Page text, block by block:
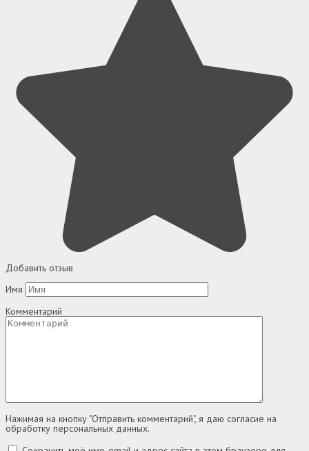
Добавить отзыв
Имя
Комментарий
Нажимая на кнопку "Отправить комментарий", я даю согласие на
обработку персональных данных.